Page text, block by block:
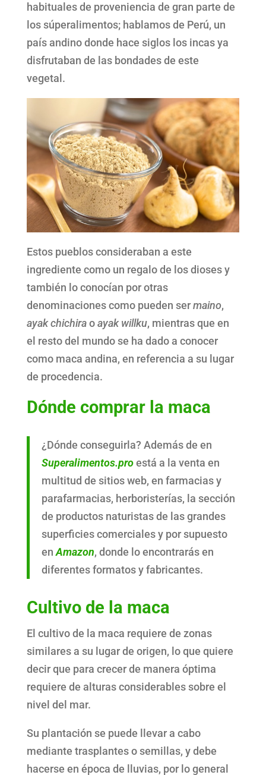
habituales de proveniencia de gran parte de
los súperalimentos; hablamos de Perú, un
país andino donde hace siglos los incas ya
disfrutaban de las bondades de este
vegetal.
Estos pueblos consideraban a este
ingrediente como un regalo de los dioses y
también lo conocían por otras
denominaciones como pueden sermaino,
ayak chichiraoayak willku, mientras que en
el resto del mundo se ha dado a conocer
como maca andina, en referencia a su lugar
de procedencia.
Dónde comprar la maca
¿Dónde conseguirla? Además de en
Superalimentos.proestá a la venta en
multitud de sitios web, en farmacias y
parafarmacias, herboristerías, la sección
de productos naturistas de las grandes
superficies comerciales y por supuesto
enAmazon, donde lo encontrarás en
diferentes formatos y fabricantes.
Cultivo de la maca
El cultivo de la maca requiere de zonas
similares a su lugar de origen, lo que quiere
decir que para crecer de manera óptima
requiere de alturas considerables sobre el
nivel del mar.
Su plantación se puede llevar a cabo
mediante trasplantes o semillas, y debe
hacerse en época de lluvias, por lo general